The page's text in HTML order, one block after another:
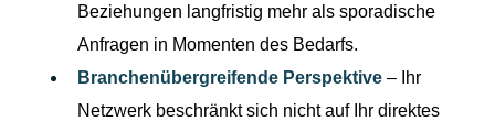
Beziehungen langfristig mehr als sporadische
Anfragen in Momenten des Bedarfs.
Branchenübergreifende Perspektive – Ihr
Netzwerk beschränkt sich nicht auf Ihr direktes